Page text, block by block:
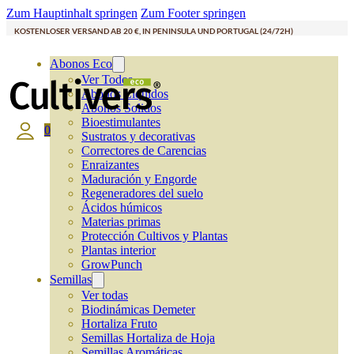
Zum Hauptinhalt springen Zum Footer springen
KOSTENLOSER VERSAND AB 20 €, IN PENINSULA UND PORTUGAL (24/72H)
Abonos Eco
Ver Todos
Abonos Líquidos
Abonos Solidos
Bioestimulantes
Sustratos y decorativas
Correctores de Carencias
Enraizantes
Maduración y Engorde
Regeneradores del suelo
Ácidos húmicos
Materias primas
Protección Cultivos y Plantas
Plantas interior
GrowPunch
Semillas
Ver todas
Biodinámicas Demeter
Hortaliza Fruto
Semillas Hortaliza de Hoja
0